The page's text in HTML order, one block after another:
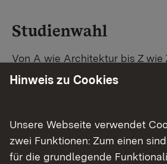
Studienwahl
Von A wie Architektur bis Z wie
Baden-Württemberg warten
Studiengangsuche schnell den
Studienplatz. Außerdem gibt's
Schritt-Anleitung zu deinem
Hinweis zu Cookies
Unsere Webseite verwendet
zwei Funktionen: Zum einen
für die grundlegende